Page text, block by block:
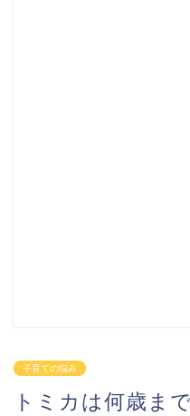
子育ての悩み
トミカは何歳ま